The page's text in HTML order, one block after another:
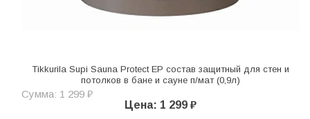
Tikkurila Supi Sauna Protect EP состав защитный для стен и
потолков в бане и сауне п/мат (0,9л)
Сумма: 1 299 ₽
Цена: 1 299 ₽